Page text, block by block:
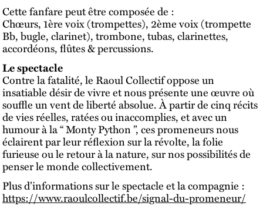
Cette fanfare peut être composée de :
Chœurs, 1ère voix (trompettes), 2ème voix (trompette
Bb, bugle, clarinet), trombone, tubas, clarinettes,
accordéons, flûtes & percussions.
Le spectacle
Contre la fatalité, le Raoul Collectif oppose un
insatiable désir de vivre et nous présente une œuvre où
souffle un vent de liberté absolue. À partir de cinq récits
de vies réelles, ratées ou inaccomplies, et avec un
humour à la “ Monty Python ”, ces promeneurs nous
éclairent par leur réflexion sur la révolte, la folie
furieuse ou le retour à la nature, sur nos possibilités de
penser le monde collectivement.
Plus d’informations sur le spectacle et la compagnie :
https://www.raoulcollectif.be/signal-du-promeneur/